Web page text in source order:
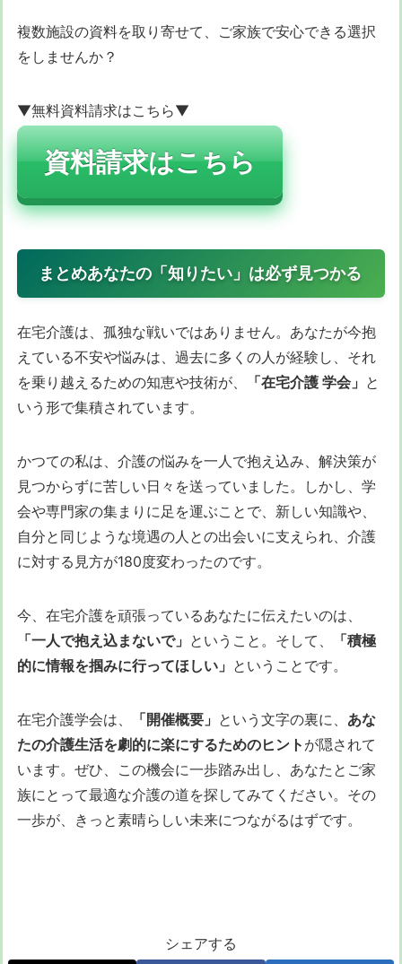
複数施設の資料を取り寄せて、ご家族で安心できる選択
をしませんか？
▼無料資料請求はこちら▼
資料請求はこちら
まとめあなたの「知りたい」は必ず見つかる
在宅介護は、孤独な戦いではありません。あなたが今抱
えている不安や悩みは、過去に多くの人が経験し、それ
を乗り越えるための知恵や技術が、
「在宅介護 学会」 と
いう形で集積されています。
かつての私は、介護の悩みを一人で抱え込み、解決策が
見つからずに苦しい日々を送っていました。しかし、学
会や専門家の集まりに足を運ぶことで、新しい知識や、
自分と同じような境遇の人との出会いに支えられ、介護
に対する見方が180度変わったのです。
今、在宅介護を頑張っているあなたに伝えたいのは、
「一人で抱え込まないで」 ということ。そして、
「積極
的に情報を掴みに行ってほしい」 ということです。
在宅介護学会は、 「開催概要」 という文字の裏に、 あな
たの介護生活を劇的に楽にするためのヒント が隠されて
います。ぜひ、この機会に一歩踏み出し、あなたとご家
族にとって最適な介護の道を探してみてください。その
一歩が、きっと素晴らしい未来につながるはずです。
シェアする